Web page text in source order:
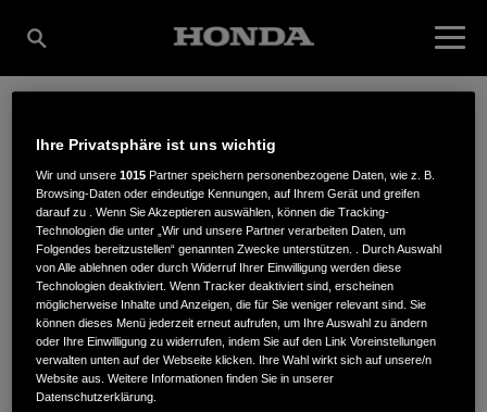
BEHRENS
FAHRRÄDER, FORST-
& GARTENTECHNIK
Friedrich-Ludwig-Jahn-Str. 26a
Ihre Privatsphäre ist uns wichtig
Wir und unsere1015 Partner speichern personenbezogene Daten, wie z. B.
Browsing-Daten oder eindeutige Kennungen, auf Ihrem Gerät und greifen
darauf zu . Wenn Sie Akzeptieren auswählen, können die Tracking-
Technologien die unter „Wir und unsere Partner verarbeiten Daten, um
Folgendes bereitzustellen“ genannten Zwecke unterstützen. . Durch Auswahl
von Alle ablehnen oder durch Widerruf Ihrer Einwilligung werden diese
Technologien deaktiviert. Wenn Tracker deaktiviert sind, erscheinen
möglicherweise Inhalte und Anzeigen, die für Sie weniger relevant sind. Sie
können dieses Menü jederzeit erneut aufrufen, um Ihre Auswahl zu ändern
oder Ihre Einwilligung zu widerrufen, indem Sie auf den Link Voreinstellungen
verwalten unten auf der Webseite klicken. Ihre Wahl wirkt sich auf unsere/n
Website aus. Weitere Informationen finden Sie in unserer
Datenschutzerklärung.